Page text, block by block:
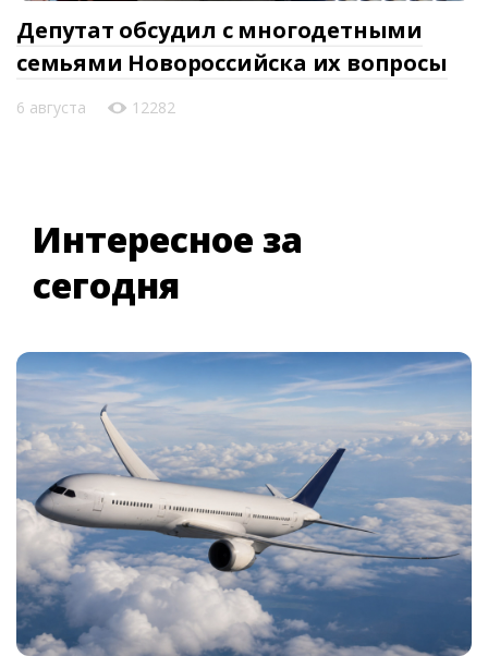
Депутат обсудил с многодетными
семьями Новороссийска их вопросы
6 августа 12282
Интересное за
сегодня